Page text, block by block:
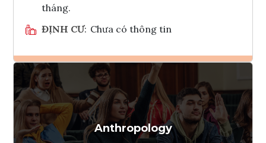
tháng.
ĐỊNH CƯ: Chưa có thông tin
Ghi danh
Tham vấn Interlink
Anthropology